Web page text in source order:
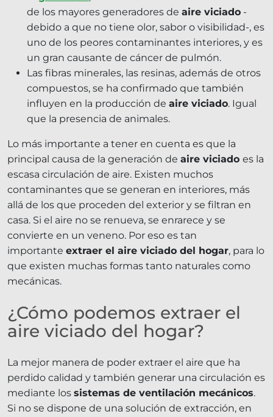
de los mayores generadores de aire viciado -
debido a que no tiene olor, sabor o visibilidad-, es
uno de los peores contaminantes interiores, y es
un gran causante de cáncer de pulmón.
Las fibras minerales, las resinas, además de otros
compuestos, se ha confirmado que también
influyen en la producción de aire viciado. Igual
que la presencia de animales.
Lo más importante a tener en cuenta es que la
principal causa de la generación de aire viciado es la
escasa circulación de aire. Existen muchos
contaminantes que se generan en interiores, más
allá de los que proceden del exterior y se filtran en
casa. Si el aire no se renueva, se enrarece y se
convierte en un veneno. Por eso es tan
importante extraer el aire viciado del hogar, para lo
que existen muchas formas tanto naturales como
mecánicas.
¿Cómo podemos extraer el
aire viciado del hogar?
La mejor manera de poder extraer el aire que ha
perdido calidad y también generar una circulación es
mediante los sistemas de ventilación mecánicos.
Si no se dispone de una solución de extracción, en